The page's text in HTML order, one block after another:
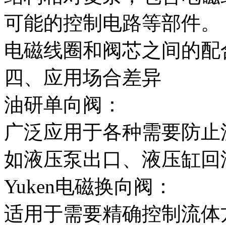
可能的控制电路等部件。
电磁线圈和阀芯之间的
四、应用场合差异
油研单向阀：
广泛应用于各种需要防
如液压泵出口、液压缸
Yuken电磁换向阀：
适用于需要精确控制流